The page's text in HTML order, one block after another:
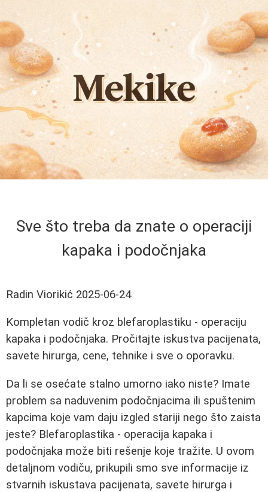
Sve što treba da znate o operaciji
kapaka i podočnjaka
Radin Viorikić 2025-06-24
Kompletan vodič kroz blefaroplastiku - operaciju
kapaka i podočnjaka. Pročitajte iskustva pacijenata,
savete hirurga, cene, tehnike i sve o oporavku.
Da li se osećate stalno umorno iako niste? Imate
problem sa naduvenim podočnjacima ili spuštenim
kapcima koje vam daju izgled stariji nego što zaista
jeste? Blefaroplastika - operacija kapaka i
podočnjaka može biti rešenje koje tražite. U ovom
detaljnom vodiču, prikupili smo sve informacije iz
stvarnih iskustava pacijenata, savete hirurga i